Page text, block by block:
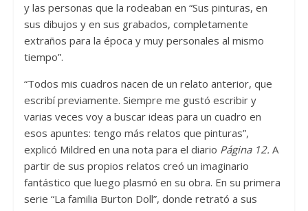
y las personas que la rodeaban en “Sus pinturas, en
sus dibujos y en sus grabados, completamente
extraños para la época y muy personales al mismo
tiempo”.
“Todos mis cuadros nacen de un relato anterior, que
escribí previamente. Siempre me gustó escribir y
varias veces voy a buscar ideas para un cuadro en
esos apuntes: tengo más relatos que pinturas”,
explicó Mildred en una nota para el diario Página 12. A
partir de sus propios relatos creó un imaginario
fantástico que luego plasmó en su obra. En su primera
serie “La familia Burton Doll”, donde retrató a sus